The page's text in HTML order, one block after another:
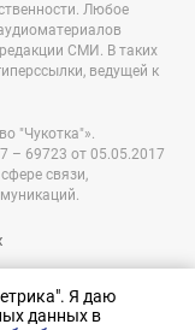
Я даю
данных в
Любое
СМИ. В таких
ведущей к
"Чукотка"».
– 69723 от 05.05.2017
связи,